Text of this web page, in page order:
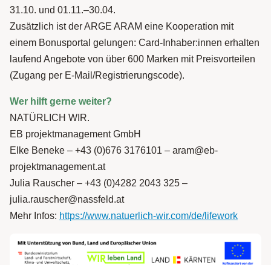
31.10. und 01.11.–30.04.
Zusätzlich ist der ARGE ARAM eine Kooperation mit
einem Bonusportal gelungen: Card-Inhaber:innen erhalten
laufend Angebote von über 600 Marken mit Preisvorteilen
(Zugang per E-Mail/Registrierungscode).
Wer hilft gerne weiter?
NATÜRLICH WIR.
EB projektmanagement GmbH
Elke Beneke – +43 (0)676 3176101 – aram@eb-
projektmanagement.at
Julia Rauscher – +43 (0)4282 2043 325 –
julia.rauscher@nassfeld.at
Mehr Infos: https://www.natuerlich-wir.com/de/lifework